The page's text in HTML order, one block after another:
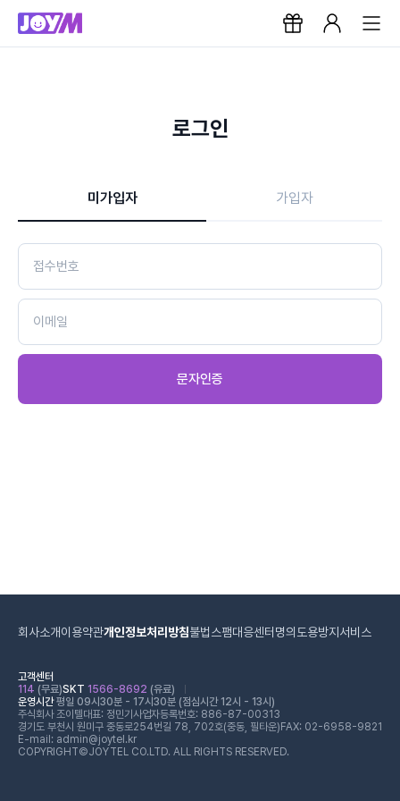
로그인
미가입자 가입자
문자인증
회사소개이용약관개인정보처리방침불법스팸대응센터 명의도용방지서비스
고객센터
114 (무료)SKT 1566-8692 (유료)
운영시간평일 09시30분 - 17시30분 (점심시간 12시 - 13시)
주식회사 조이텔대표: 정민기 사업자등록번호: 886-87-00313
경기도 부천시 원미구 중동로254번길 78, 702호(중동, 필타운) FAX: 02-6958-9821
E-mail: admin@joytel.kr
COPYRIGHT©JOYTEL CO.LTD. ALL RIGHTS RESERVED.